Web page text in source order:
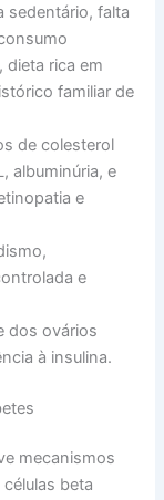
sedentário, falta
dieta rica em
familiar de
de colesterol
albuminúria, e
e
e
dos ovários
à insulina.
mecanismos
beta